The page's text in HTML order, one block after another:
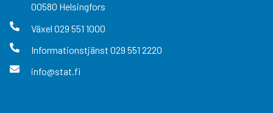
00580 Helsingfors
Växel 029 551 1000
Informationstjänst 029 551 2220
info@stat.fi